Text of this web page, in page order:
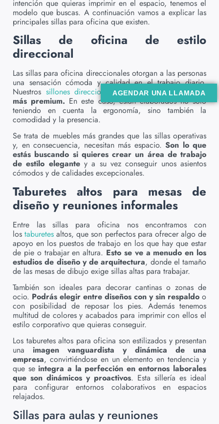
AGENDAR UNA LLAMADA
intención que quieras imprimir en el espacio, tenemos el
modelo que buscas. A continuación vamos a explicar las
principales sillas para oficina que existen.
Sillas de oficina de estilo
direccional
Las sillas para oficina direccionales otorgan a las personas
una sensación cómoda y calidad en el trabajo diario.
Nuestros sillones direccionales representan la opción
más premium. En este caso, están elaborados no solo
teniendo en cuenta la ergonomía, sino también la
comodidad y la presencia.
Se trata de muebles más grandes que las sillas operativas
y, en consecuencia, necesitan más espacio. Son lo que
estás buscando si quieres crear un área de trabajo
de estilo elegantey a su vez conseguir unos asientos
cómodos y de calidades excepcionales.
Taburetes altos para mesas de
diseño y reuniones informales
Entre las sillas para oficina nos encontramos con
los taburetes altos, que son perfectos para ofrecer algo de
apoyo en los puestos de trabajo en los que hay que estar
de pie o trabajar en altura. Esto se ve a menudo en los
estudios de diseño y de arquitectura, donde el tamaño
de las mesas de dibujo exige sillas altas para trabajar.
También son ideales para decorar cantinas o zonas de
ocio. Podrás elegir entre diseños con y sin respaldo o
con posibilidad de reposar los pies. Además tenemos
multitud de colores y acabados para imprimir con ellos el
estilo corporativo que quieras conseguir.
Los taburetes altos para oficina son estilizados y presentan
una imagen vanguardista y dinámica de una
empresa, convirtiéndose en un elemento en tendencia y
que seintegra a la perfección en entornos laborales
que son dinámicos y proactivos. Esta sillería es ideal
para configurar entornos colaborativos en espacios
relajados.
Sillas para aulas y reuniones